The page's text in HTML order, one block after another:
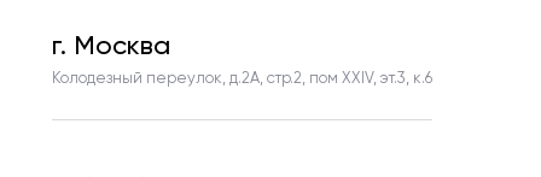
г. Москва
Колодезный переулок, д.2А, стр.2, пом ХХIV, эт.3, к.6